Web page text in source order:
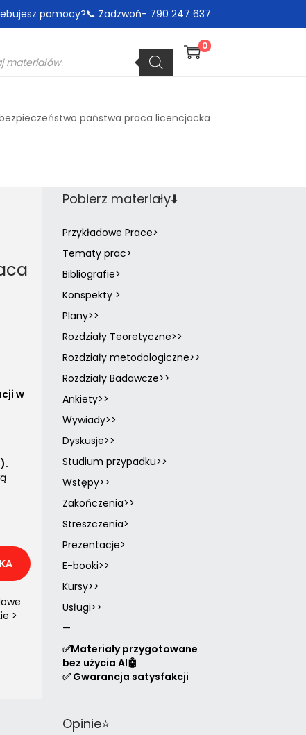
pomocy?📞 Zadzwoń- 790 247 637
0
państwa praca licencjacka
w
>
Pobierz materiały⬇️
Przykładowe Prace>
Tematy prac>
Bibliografie>
Konspekty >
Plany>>
Rozdziały Teoretyczne>>
Rozdziały metodologiczne>>
Rozdziały Badawcze>>
Ankiety>>
Wywiady>>
Dyskusje>>
Studium przypadku>>
Wstępy>>
Zakończenia>>
Streszczenia>
Prezentacje>
E-booki>>
Kursy>>
Usługi>>
—
✅Materiały przygotowane
bez użycia AI🤖
✅ Gwarancja satysfakcji
Opinie⭐